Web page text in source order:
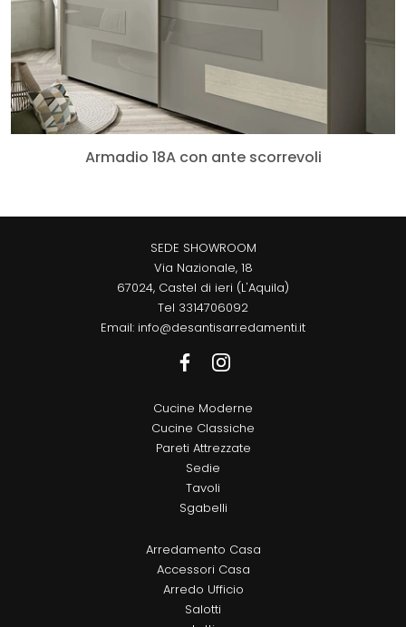
Armadio 18A con ante scorrevoli
SEDE SHOWROOM
Via Nazionale, 18
67024, Castel di ieri (L'Aquila)
Tel 3314706092
Email: info@desantisarredamenti.it
Cucine Moderne
Cucine Classiche
Pareti Attrezzate
Sedie
Tavoli
Sgabelli
Arredamento Casa
Accessori Casa
Arredo Ufficio
Salotti